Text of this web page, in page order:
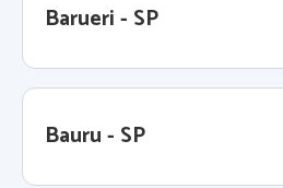
Barueri - SP
Bauru - SP